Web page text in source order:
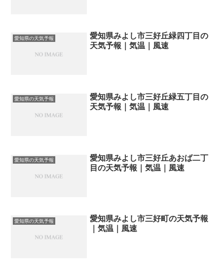
愛知県の天気予報
愛知県みよし市三好丘緑四丁目の
天気予報｜気温｜風速
愛知県の天気予報
愛知県みよし市三好丘緑五丁目の
天気予報｜気温｜風速
愛知県の天気予報
愛知県みよし市三好丘あおば二丁
目の天気予報｜気温｜風速
愛知県の天気予報
愛知県みよし市三好町の天気予報
｜気温｜風速